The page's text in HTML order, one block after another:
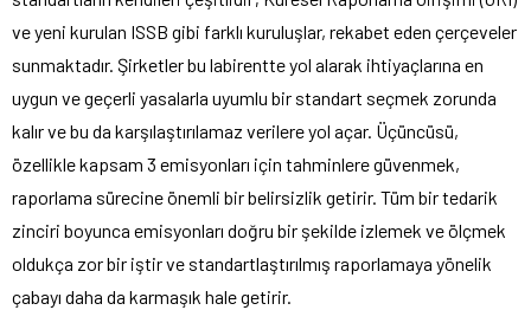
ve yeni kurulan ISSB gibi farklı kuruluşlar, rekabet eden çerçeveler
sunmaktadır. Şirketler bu labirentte yol alarak ihtiyaçlarına en
uygun ve geçerli yasalarla uyumlu bir standart seçmek zorunda
kalır ve bu da karşılaştırılamaz verilere yol açar. Üçüncüsü,
özellikle kapsam 3 emisyonları için tahminlere güvenmek,
raporlama sürecine önemli bir belirsizlik getirir. Tüm bir tedarik
zinciri boyunca emisyonları doğru bir şekilde izlemek ve ölçmek
oldukça zor bir iştir ve standartlaştırılmış raporlamaya yönelik
çabayı daha da karmaşık hale getirir.